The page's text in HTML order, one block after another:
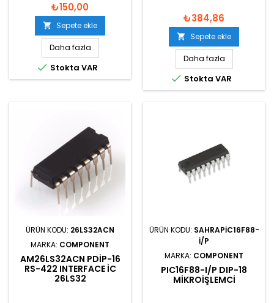
₺150,00
 Sepete ekle
Daha fazla
 Stokta VAR
₺384,86
 Sepete ekle
Daha fazla
 Stokta VAR
ÜRÜN KODU: 26LS32ACN
MARKA: COMPONENT
AM26LS32ACN PDIP-16
RS-422 INTERFACE IC
26LS32
ÜRÜN KODU: SAHRAPIC16F88-
I/P
MARKA: COMPONENT
PIC16F88-I/P DIP-18
MIKROIŞLEMCI